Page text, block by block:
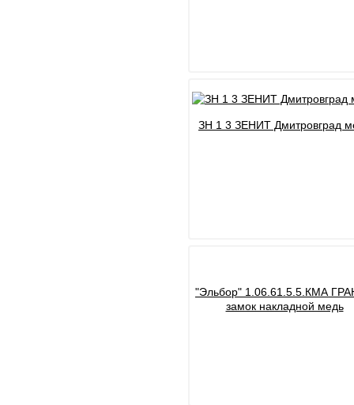
ЗН 1 3 ЗЕНИТ Дмитровград
"Эльбор" 1.06.61.5.5.КМА
замок накладной медь